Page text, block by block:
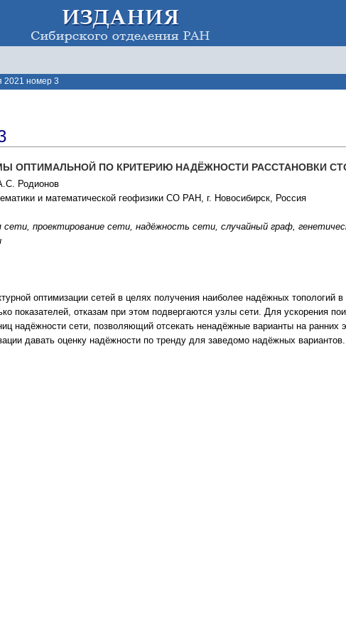
2021 номер 3
ОПТИМАЛЬНОЙ ПО КРИТЕРИЮ НАДЁЖНОСТИ РАССТАНОВКИ
Родионов
и математической геофизики СО РАН, г. Новосибирск, Россия
сети, проектирование сети, надёжность сети, случайный граф,
оптимизации сетей в целях получения наиболее надёжных топологий
показателей, отказам при этом подвергаются узлы сети. Для ускорения
надёжности сети, позволяющий отсекать ненадёжные варианты на ранних
давать оценку надёжности по тренду для заведомо надёжных